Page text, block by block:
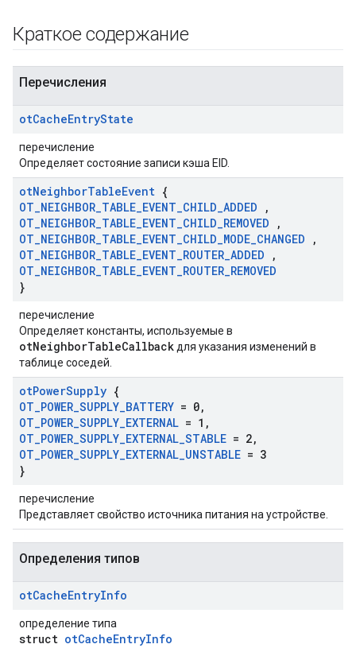
Краткое содержание
Перечисления
otCacheEntryState
перечисление
Определяет состояние записи кэша EID.
otNeighborTableEvent {
OT_NEIGHBOR_TABLE_EVENT_CHILD_ADDED
,
OT_NEIGHBOR_TABLE_EVENT_CHILD_REMOVED
,
OT_NEIGHBOR_TABLE_EVENT_CHILD_MODE_CHANGED
,
OT_NEIGHBOR_TABLE_EVENT_ROUTER_ADDED
,
OT_NEIGHBOR_TABLE_EVENT_ROUTER_REMOVED
}
перечисление
Определяет константы, используемые в
otNeighborTableCallback для указания изменений в
таблице соседей.
otPowerSupply {
OT_POWER_SUPPLY_BATTERY = 0,
OT_POWER_SUPPLY_EXTERNAL = 1 ,
OT_POWER_SUPPLY_EXTERNAL_STABLE = 2,
OT_POWER_SUPPLY_EXTERNAL_UNSTABLE = 3
}
перечисление
Представляет свойство источника питания на устройстве.
Определения типов
otCacheEntryInfo
определение типа
struct otCacheEntryInfo